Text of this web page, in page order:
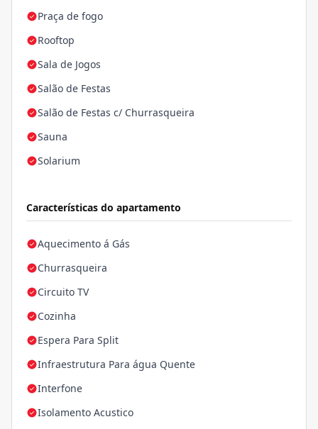
Praça de fogo
Rooftop
Sala de Jogos
Salão de Festas
Salão de Festas c/ Churrasqueira
Sauna
Solarium
Características do apartamento
Aquecimento á Gás
Churrasqueira
Circuito TV
Cozinha
Espera Para Split
Infraestrutura Para água Quente
Interfone
Isolamento Acustico